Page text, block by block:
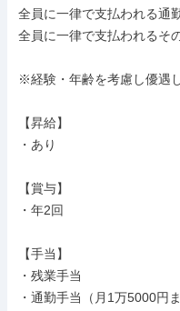
全員に一律で支払われる通
全員に一律で支払われるそ
※経験・年齢を考慮し優遇し
【昇給】
・あり
【賞与】
・年2回
【手当】
・残業手当
・通勤手当（月1万5000円ま